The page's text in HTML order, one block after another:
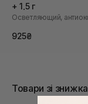
+ 1,5 г
925₴
Товари зі